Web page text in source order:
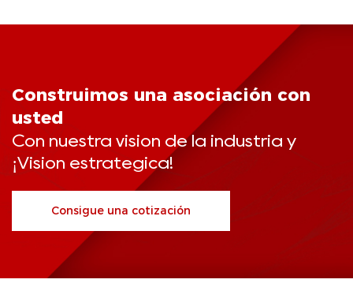
Construimos una asociación con
usted
Con nuestra visión de la industria y
¡Visión estratégica!
Consigue una cotización